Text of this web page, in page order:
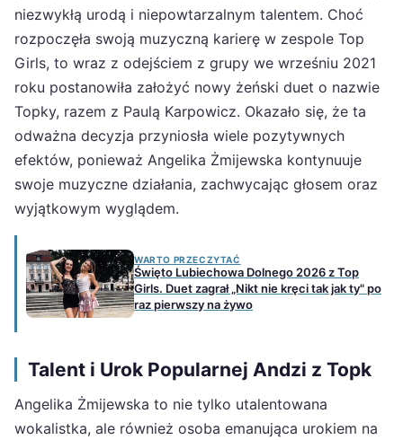
niezwykłą urodą i niepowtarzalnym talentem. Choć
rozpoczęła swoją muzyczną karierę w zespole Top
Girls, to wraz z odejściem z grupy we wrześniu 2021
roku postanowiła założyć nowy żeński duet o nazwie
Topky, razem z Paulą Karpowicz. Okazało się, że ta
odważna decyzja przyniosła wiele pozytywnych
efektów, ponieważ Angelika Żmijewska kontynuuje
swoje muzyczne działania, zachwycając głosem oraz
wyjątkowym wyglądem.
WARTO PRZECZYTAĆ
Święto Lubiechowa Dolnego 2026 z Top
Girls. Duet zagrał „Nikt nie kręci tak jak ty" po
raz pierwszy na żywo
Talent i Urok Popularnej Andzi z Topk
Angelika Żmijewska to nie tylko utalentowana
wokalistka, ale również osoba emanująca urokiem na